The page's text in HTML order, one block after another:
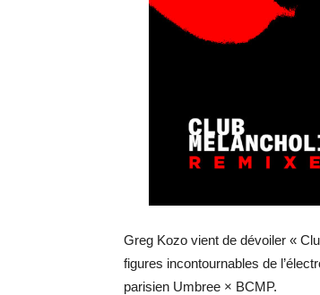
Greg Kozo vient de dévoiler «
figures incontournables de
parisien Umbree × BCMP.